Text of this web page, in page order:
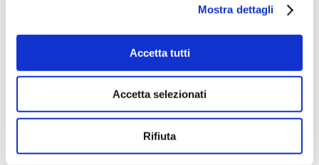
Mostra dettagli
Accetta tutti
Accetta selezionati
Rifiuta
JEEP | FREEDOM AFTERSHAVE
BALM